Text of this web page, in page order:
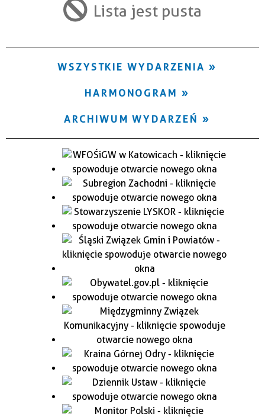
Trwające w zakresie Lista jest pusta
WSZYSTKIE WYDARZENIA
HARMONOGRAM
ARCHIWUM WYDARZEŃ